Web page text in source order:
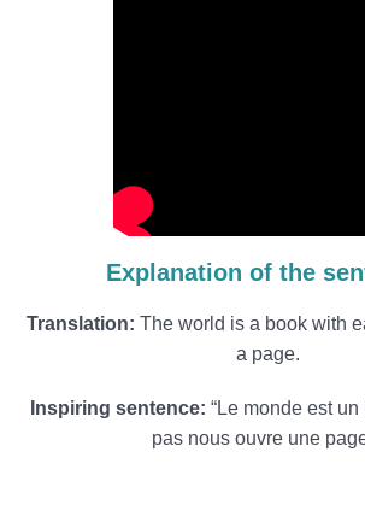
Explanation of the
Translation: The world is a book with
a page.
Inspiring sentence: “Le monde est
pas nous ouvre une